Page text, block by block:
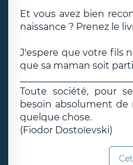
Et vous avez bien
naissance ? Prenez le
J'espere que votre fils
que sa maman soit
Toute société, pour
besoin absolument
quelque chose.
(Fiodor Dostoïevski)